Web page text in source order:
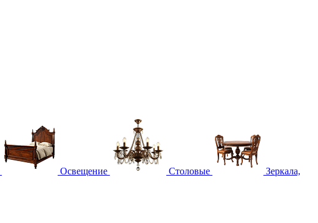
Освещение Столовые Зеркала,